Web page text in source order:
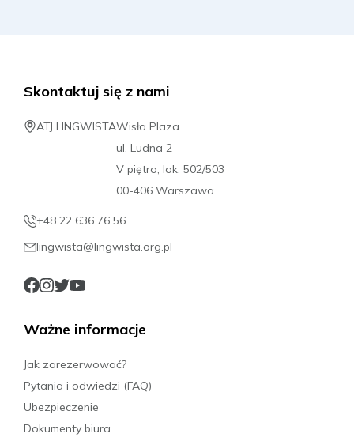
20.09.2026 - 03.10.2026
2599 PLN
Rezerwuj
27.09.2026 - 10.10.2026
2599 PLN
27.09.2026 - 03.10.2026
Skontaktuj się z nami
ATJ LINGWISTAWisła Plaza
ul. Ludna 2
V piętro, lok. 502/503
00-406 Warszawa
+48 22 636 76 56
lingwista@lingwista.org.pl
Ważne informacje
Jak zarezerwować?
Pytania i odwiedzi (FAQ)
Ubezpieczenie
Dokumenty biura